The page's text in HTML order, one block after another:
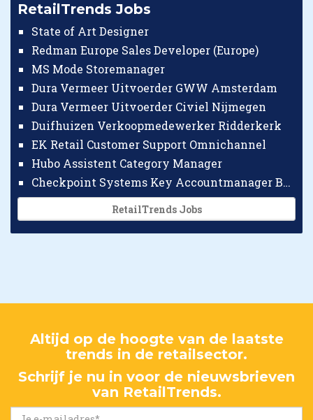
RetailTrends Jobs
State of Art Designer
Redman Europe Sales Developer (Europe)
MS Mode Storemanager
Dura Vermeer Uitvoerder GWW Amsterdam
Dura Vermeer Uitvoerder Civiel Nijmegen
Duifhuizen Verkoopmedewerker Ridderkerk
EK Retail Customer Support Omnichannel
Hubo Assistent Category Manager
Checkpoint Systems Key Accountmanager Benelux
RetailTrends Jobs
Altijd op de hoogte van de laatste
trends in de retailsector.
Schrijf je nu in voor de nieuwsbrieven
van RetailTrends.